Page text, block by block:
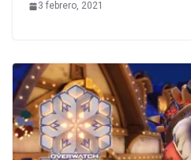
3 febrero, 2021